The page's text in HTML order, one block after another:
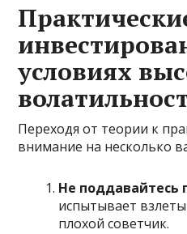
условиях
Переходя от теории к
внимание на несколько
Не поддавайтесь
испытывает
плохой советчик.